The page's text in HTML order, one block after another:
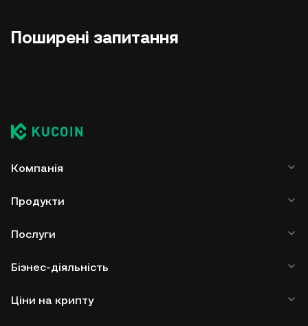
Поширені запитання
Компанія
Продукти
Послуги
Бізнес-діяльність
Ціни на крипту